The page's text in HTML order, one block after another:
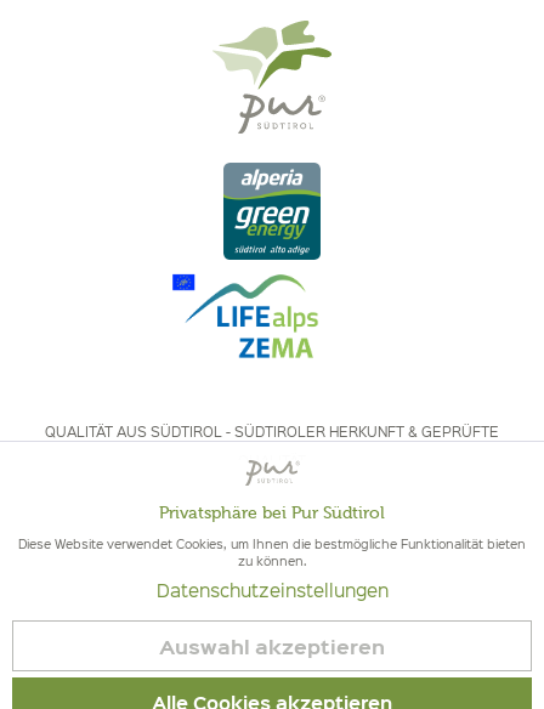
QUALITÄT AUS SÜDTIROL - SÜDTIROLER HERKUNFT & GEPRÜFTE
QUALITÄT
Vertrag widerrufen
Aktiv
Inaktiv
Inaktiv
Privatsphäre bei Pur Südtirol
Diese Website verwendet Cookies, um Ihnen die bestmögliche Funktionalität bieten
zu können.
Datenschutzeinstellungen
Auswahl akzeptieren
Alle Cookies akzeptieren